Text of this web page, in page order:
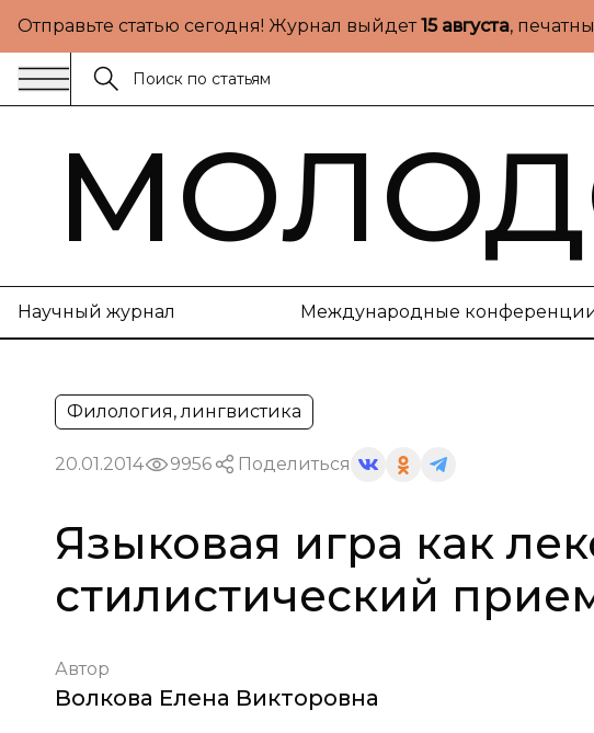
Отправьте статью сегодня! Журнал выйдет15 августа,
Научный журнал Международные
Филология, лингвистика
20.01.2014 9956 Поделиться
Языковая игра как
стилистический
Автор
Волкова Елена Викторовна